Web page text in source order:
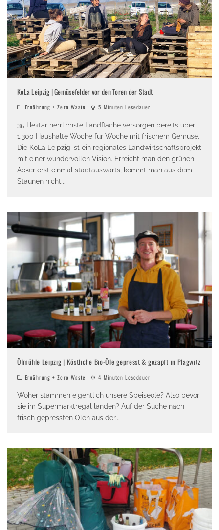
KoLa Leipzig | Gemüsefelder vor den Toren der Stadt
Ernährung + Zero Waste 5 Minuten Lesedauer
35 Hektar herrlichste Landfläche versorgen bereits über
1.300 Haushalte Woche für Woche mit frischem Gemüse.
Die KoLa Leipzig ist ein regionales Landwirtschaftsprojekt
mit einer wundervollen Vision. Erreicht man den grünen
Acker erst einmal stadtauswärts, kommt man aus dem
Staunen nicht...
Ölmühle Leipzig | Köstliche Bio-Öle gepresst & gezapft in Plagwitz
Ernährung + Zero Waste 4 Minuten Lesedauer
Woher stammen eigentlich unsere Speiseöle? Also bevor
sie im Supermarktregal landen? Auf der Suche nach
frisch gepressten Ölen aus der...